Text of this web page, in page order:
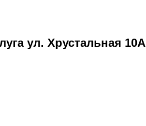
ул. Хрустальная 10А